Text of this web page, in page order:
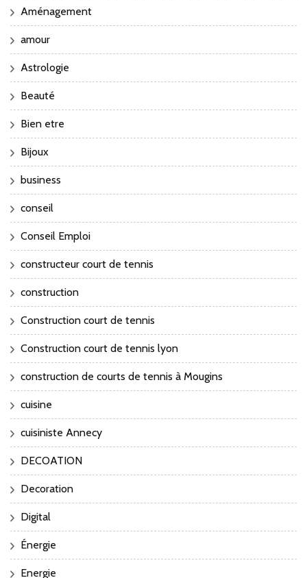
Aménagement
amour
Astrologie
Beauté
Bien etre
Bijoux
business
conseil
Conseil Emploi
constructeur court de tennis
construction
Construction court de tennis
Construction court de tennis lyon
construction de courts de tennis à Mougins
cuisine
cuisiniste Annecy
DECOATION
Decoration
Digital
Énergie
Energie